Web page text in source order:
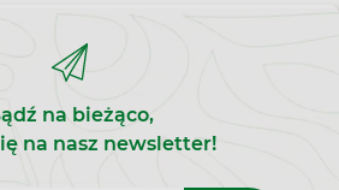
na bieżąco,
na nasz newsletter!